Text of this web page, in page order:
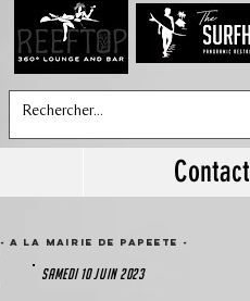
Contact
- A LA MAIRIE DE PAPEETE -
samedi 10 juin 2023